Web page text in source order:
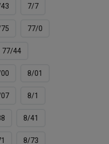
7/7
77/0
77/44
8/01
8/1
8/41
8/73